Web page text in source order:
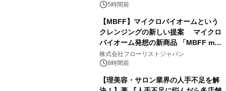
5時間前
【MBFF】マイクロバイオームという
クレンジングの新しい提案 マイクロ
バイオーム発想の新商品 「MBFF mb
クレンジングPRO」を2026年8月6日
発売
株式会社フローリストジャパン
8時間前
【理美容・サロン業界の人手不足を解